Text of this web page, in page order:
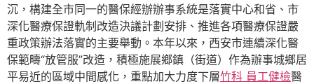
沉，構建全市同一的醫保經辦辦事系統是落實中心和省、市
深化醫療保證軌制改造決議計劃安排、推進各項醫療保證嚴
重政策辦法落實的主要舉動。本年以來，西安市連續深化醫
保範疇“放管服”改造，積極施展鄉鎮（街道）作為辦事城鄉居
平易近的區域中間感化，重點加大力度下層竹科 員工健檢醫